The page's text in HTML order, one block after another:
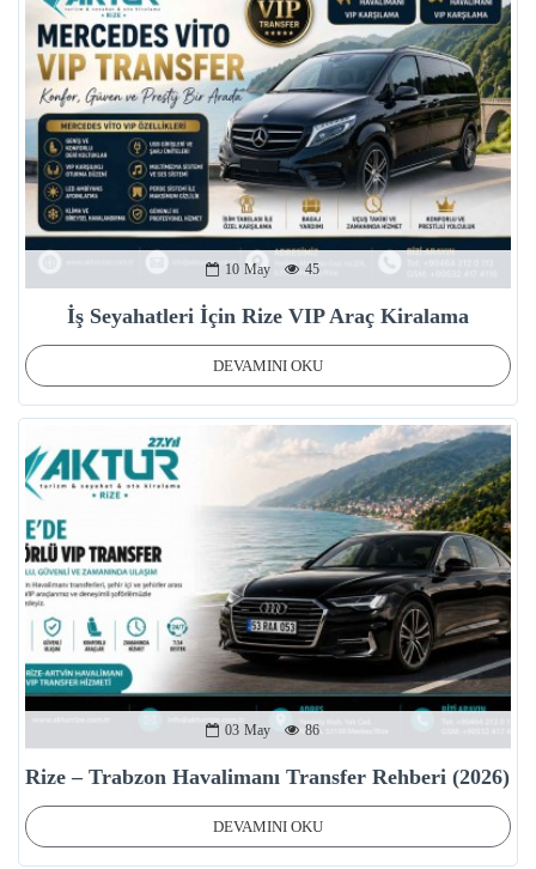
10 May 45
İş Seyahatleri İçin Rize VIP Araç Kiralama
DEVAMINI OKU
03 May 86
Rize – Trabzon Havalimanı Transfer Rehberi (2026)
DEVAMINI OKU